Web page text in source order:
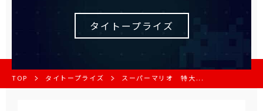
タイトープライズ
TOP タイトープライズ スーパーマリオ 特大...